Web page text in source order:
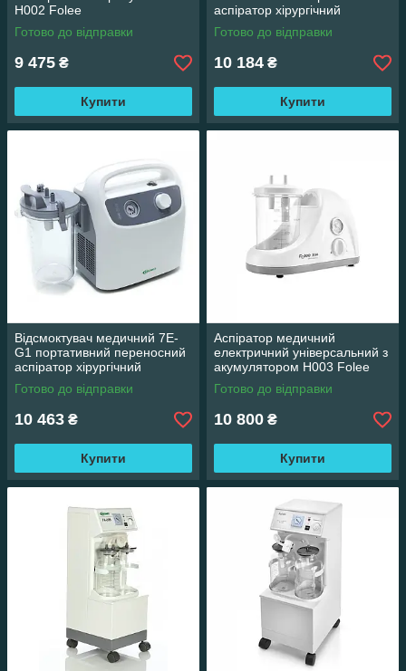
H002 Folee
Готово до відправки
9 475 ₴
Купити
аспіратор хірургічний
Готово до відправки
10 184 ₴
Купити
Відсмоктувач медичний 7E-
G1 портативний переносний
аспіратор хірургічний
Готово до відправки
10 463 ₴
Купити
Аспіратор медичний
електричний універсальний з
акумулятором H003 Folee
Готово до відправки
10 800 ₴
Купити